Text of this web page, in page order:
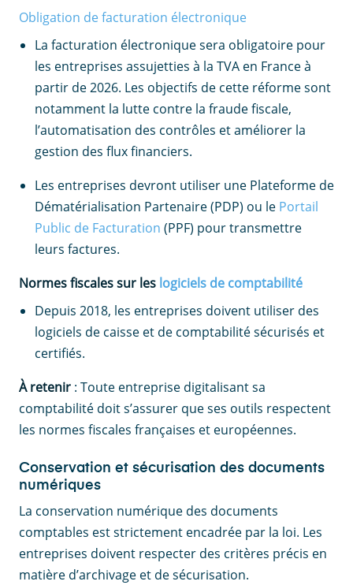
Obligation de facturation électronique
La facturation électronique sera obligatoire pour
les entreprises assujetties à la TVA en France à
partir de 2026. Les objectifs de cette réforme sont
notamment la lutte contre la fraude fiscale,
l’automatisation des contrôles et améliorer la
gestion des flux financiers.
Les entreprises devront utiliser une Plateforme de
Dématérialisation Partenaire (PDP) ou le Portail
Public de Facturation (PPF) pour transmettre
leurs factures.
Normes fiscales sur les logiciels de comptabilité
Depuis 2018, les entreprises doivent utiliser des
logiciels de caisse et de comptabilité sécurisés et
certifiés.
À retenir : Toute entreprise digitalisant sa
comptabilité doit s’assurer que ses outils respectent
les normes fiscales françaises et européennes.
Conservation et sécurisation des documents
numériques
La conservation numérique des documents
comptables est strictement encadrée par la loi. Les
entreprises doivent respecter des critères précis en
matière d’archivage et de sécurisation.